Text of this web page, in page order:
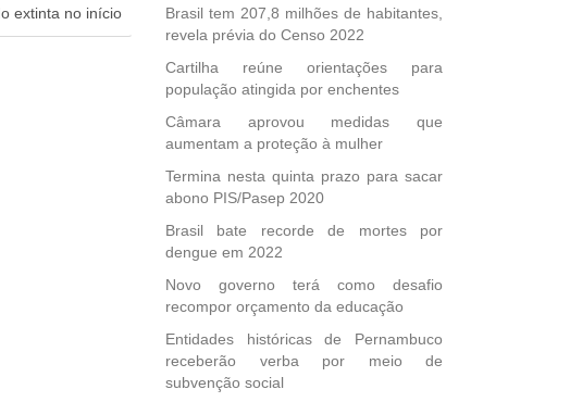
extinta no início
Brasil tem 207,8 milhões de habitantes,
revela prévia do Censo 2022
Cartilha reúne orientações para
população atingida por enchentes
Câmara aprovou medidas que
aumentam a proteção à mulher
Termina nesta quinta prazo para sacar
abono PIS/Pasep 2020
Brasil bate recorde de mortes por
dengue em 2022
Novo governo terá como desafio
recompor orçamento da educação
Entidades históricas de Pernambuco
receberão verba por meio de
subvenção social